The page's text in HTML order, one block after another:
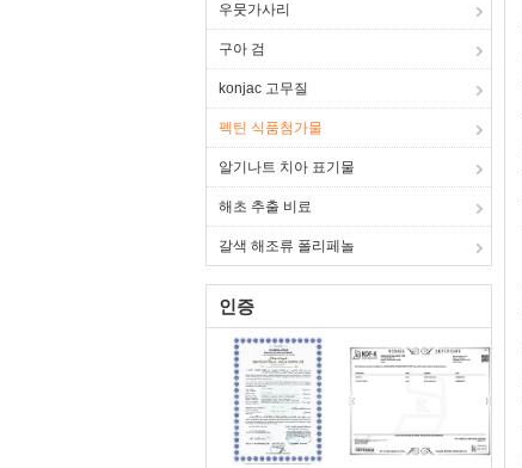
우뭇가사리
구아 검
konjac 고무질
펙틴 식품첨가물
알기나트 치아 표기물
해초 추출 비료
갈색 해조류 폴리페놀
인증